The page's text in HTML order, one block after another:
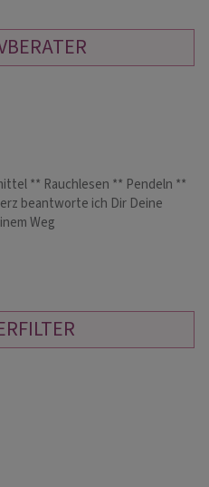
** Rauchlesen ** Pendeln **
beantworte ich Dir Deine
Weg